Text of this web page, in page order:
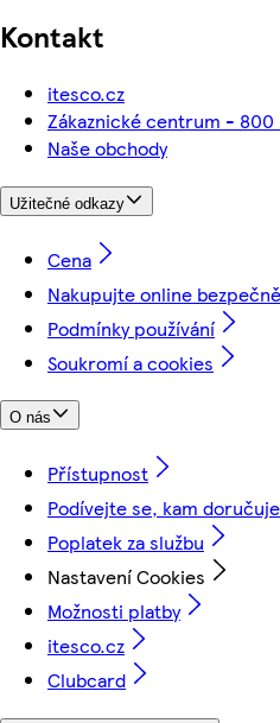
Kontakt
itesco.cz
Zákaznické centrum - 800
Naše obchody
Užitečné odkazy
Cena
Nakupujte online bezpečně
Podmínky používání
Soukromí a cookies
O nás
Přístupnost
Podívejte se, kam
Poplatek za službu
Nastavení Cookies
Možnosti platby
itesco.cz
Clubcard